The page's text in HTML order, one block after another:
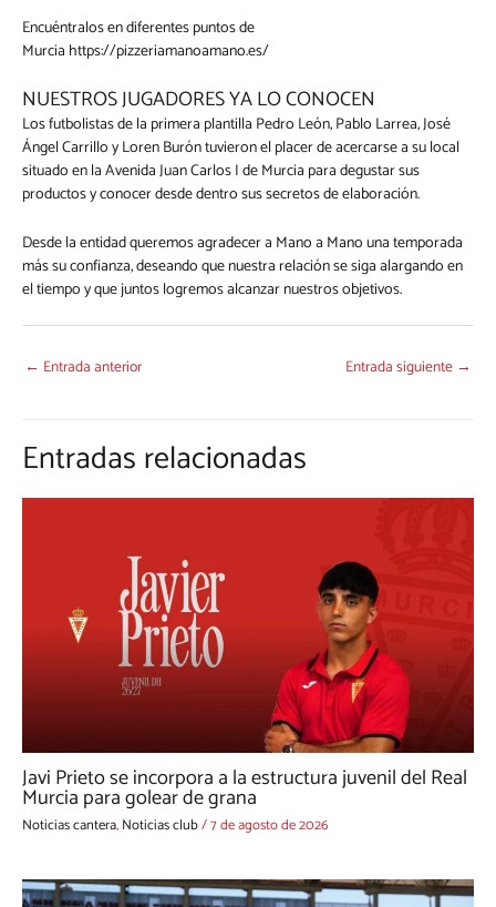
Encuéntralos en diferentes puntos de
Murcia https://pizzeriamanoamano.es/
NUESTROS JUGADORES YA LO CONOCEN
Los futbolistas de la primera plantilla Pedro León, Pablo Larrea, José
Ángel Carrillo y Loren Burón tuvieron el placer de acercarse a su local
situado en la Avenida Juan Carlos I de Murcia para degustar sus
productos y conocer desde dentro sus secretos de elaboración.
Desde la entidad queremos agradecer a Mano a Mano una temporada
más su confianza, deseando que nuestra relación se siga alargando en
el tiempo y que juntos logremos alcanzar nuestros objetivos.
← Entrada anterior Entrada siguiente →
Entradas relacionadas
Javi Prieto se incorpora a la estructura juvenil del Real
Murcia para golear de grana
Noticias cantera,Noticias club/7 de agosto de 2026